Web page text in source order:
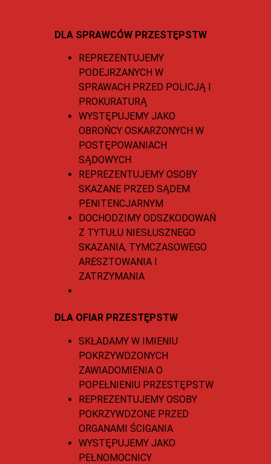
DLA OFIAR PRZESTĘPSTW
SKŁADAMY W IMIENIU
POKRZYWDZONYCH
ZAWIADOMIENIA O
POPEŁNIENIU PRZESTĘPSTW
REPREZENTUJEMY OSOBY
POKRZYWDZONE PRZED
ORGANAMI ŚCIGANIA
WYSTĘPUJEMY JAKO
PEŁNOMOCNICY
DLA SPRAWCÓW PRZESTĘPSTW
REPREZENTUJEMY
PODEJRZANYCH W
SPRAWACH PRZED POLICJĄ I
PROKURATURĄ
WYSTĘPUJEMY JAKO
OBROŃCY OSKARŻONYCH W
POSTĘPOWANIACH
SĄDOWYCH
REPREZENTUJEMY OSOBY
SKAZANE PRZED SĄDEM
PENITENCJARNYM
DOCHODZIMY ODSZKODOWAŃ
Z TYTUŁU NIESŁUSZNEGO
SKAZANIA, TYMCZASOWEGO
ARESZTOWANIA I
ZATRZYMANIA